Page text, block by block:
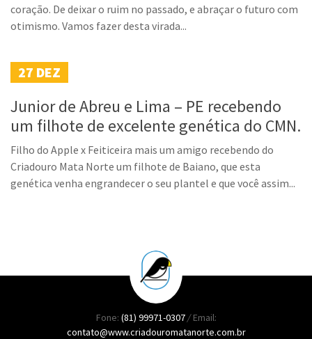
coração. De deixar o ruim no passado, e abraçar o futuro com
otimismo. Vamos fazer desta virada...
27 DEZ
Junior de Abreu e Lima – PE recebendo
um filhote de excelente genética do CMN.
Filho do Apple x Feiticeira mais um amigo recebendo do
Criadouro Mata Norte um filhote de Baiano, que esta
genética venha engrandecer o seu plantel e que você assim...
Fone: (81) 99971-0307/Email:
contato@www.criadouromatanorte.com.br